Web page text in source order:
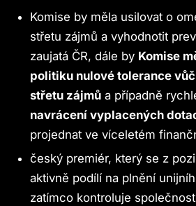
Komise by měla usilovat o
střetu zájmů a vyhodnotit
zaujatá ČR, dále by Komise
politiku nulové tolerance
střetu zájmůa případně
navrácení vyplacených
projednat ve víceletém
český premiér, který se z
aktivně podílí na plnění
zatímco kontroluje